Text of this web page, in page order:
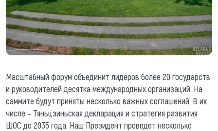
Масштабный форум объединит лидеров более 20 государств
и руководителей десятка международных организаций. На
саммите будут приняты несколько важных соглашений. В их
числе – Тяньцзиньская декларация и стратегия развития
ШОС до 2035 года. Наш Президент проведет несколько